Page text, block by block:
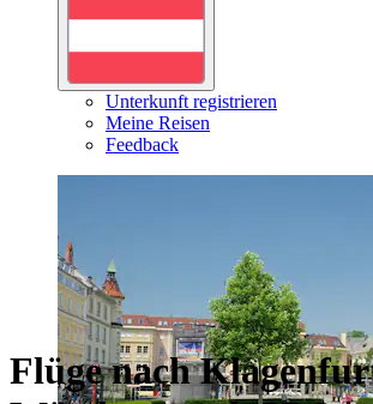
Unterkunft registrieren
Meine Reisen
Feedback
Flüge nach